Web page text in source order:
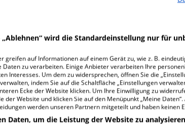
zu dieser Klinik.
MVZ Landkreis Lörrach GmbH Zweigpraxis
wird die Standardeinstellung nur für
greifen auf Informationen auf einem Gerät zu, wie z. B.
zu verarbeiten. Einige Anbieter verarbeiten Ihre
Interesses. Um dem zu widersprechen, öffnen Sie die
indem Sie auf die Schaltfläche „Einstellungen
Ecke der Website klicken. Um Ihre Einwilligung zu
der Website und klicken Sie auf den Menüpunkt „Meine
werden unseren Partnern mitgeteilt und haben keinen
Daten, um die Leistung der Website zu